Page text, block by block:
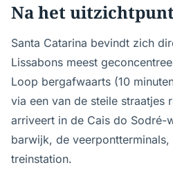
Na het
Santa Catarina bevindt zich
Lissabons meest
Loop bergafwaarts (10
via een van de steile straatjes
arriveert in de Cais do
barwijk, de
treinstation.